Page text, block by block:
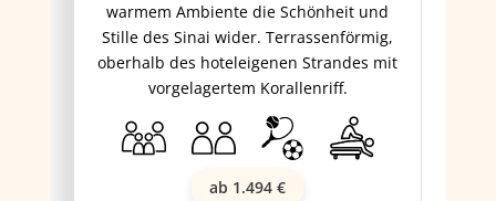
warmem Ambiente die Schönheit und
Stille des Sinai wider. Terrassenförmig,
oberhalb des hoteleigenen Strandes mit
vorgelagertem Korallenriff.
ab 1.494 €